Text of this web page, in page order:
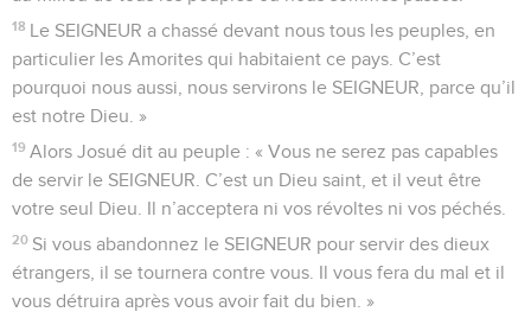
18 Le SEIGNEUR a chassé devant nous tous les peuples, en
particulier les Amorites qui habitaient ce pays. C’est
pourquoi nous aussi, nous servirons le SEIGNEUR, parce qu’il
est notre Dieu. »
19 Alors Josué dit au peuple : « Vous ne serez pas capables
de servir le SEIGNEUR. C’est un Dieu saint, et il veut être
votre seul Dieu. Il n’acceptera ni vos révoltes ni vos péchés.
20 Si vous abandonnez le SEIGNEUR pour servir des dieux
étrangers, il se tournera contre vous. Il vous fera du mal et il
vous détruira après vous avoir fait du bien. »